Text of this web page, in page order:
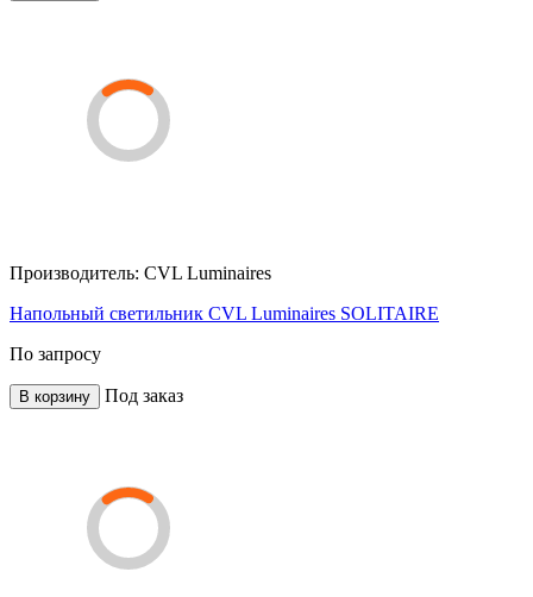
Производитель: CVL Luminaires
Напольный светильник CVL Luminaires SOLITAIRE
По запросу
В корзину Под заказ